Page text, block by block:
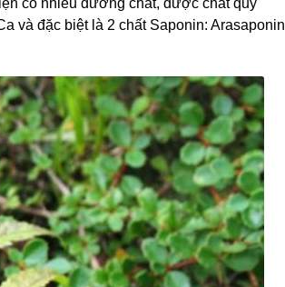
và đặc biệt là 2 chất Saponin: Arasaponin